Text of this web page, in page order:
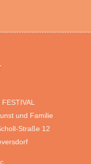
und Familie
Straße 12